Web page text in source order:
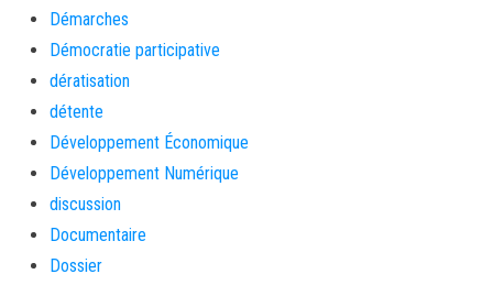
Démarches
Démocratie participative
dératisation
détente
Développement Économique
Développement Numérique
discussion
Documentaire
Dossier